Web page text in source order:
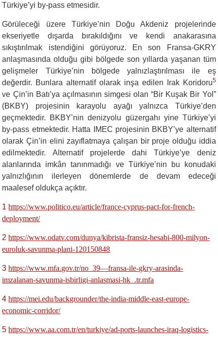
Türkiye’yi by-pass etmesidir.
Görüleceği üzere Türkiye’nin Doğu Akdeniz projelerinde
ekseriyetle dışarda bırakıldığını ve kendi anakarasına
sıkıştırılmak istendiğini görüyoruz. En son Fransa-GKRY
anlaşmasında olduğu gibi bölgede son yıllarda yaşanan tüm
gelişmeler Türkiye’nin bölgede yalnızlaştırılması ile eş
değerdir. Bunlara alternatif olarak inşa edilen Irak Koridoru5
ve Çin’in Batı’ya açılmasının simgesi olan “Bir Kuşak Bir Yol”
(BKBY) projesinin karayolu ayağı yalnızca Türkiye’den
geçmektedir. BKBY’nin denizyolu güzergahı yine Türkiye’yi
by-pass etmektedir. Hatta IMEC projesinin BKBY’ye alternatif
olarak Çin’in elini zayıflatmaya çalışan bir proje olduğu iddia
edilmektedir. Alternatif projelerde dahi Türkiye’ye deniz
alanlarında imkân tanınmadığı ve Türkiye’nin bu konudaki
yalnızlığının ilerleyen dönemlerde de devam edeceği
maalesef oldukça açıktır.
1 https://www.politico.eu/article/france-cyprus-pact-for-french-
deployment/
2 https://www.odatv.com/dunya/kibrista-fransiz-hesabi-800-milyon-
euroluk-savunma-plani-120150848
3 https://www.mfa.gov.tr/no_39—fransa-ile-gkry-arasinda-
imzalanan-savunma-isbirligi-anlasmasi-hk_.tr.mfa
4 https://mei.edu/backgrounder/the-india-middle-east-europe-
economic-corridor/
5 https://www.aa.com.tr/en/turkiye/ad-ports-launches-iraq-logistics-